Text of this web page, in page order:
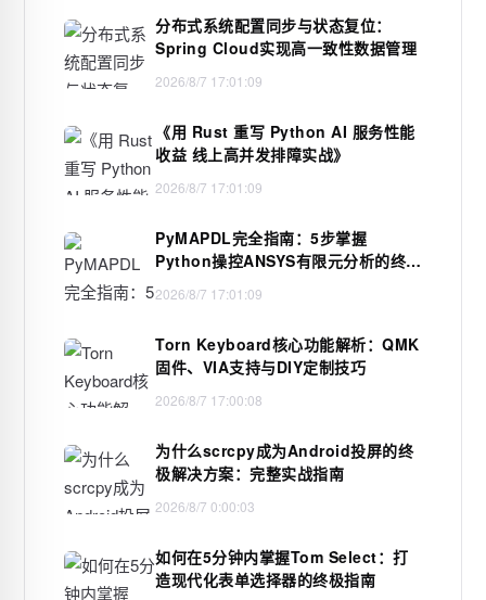
分布式系统配置同步与状态复位：
Spring Cloud实现高一致性数据管理
2026/8/7 17:01:09
《用 Rust 重写 Python AI 服务性能
收益 线上高并发排障实战》
2026/8/7 17:01:09
PyMAPDL完全指南：5步掌握
Python操控ANSYS有限元分析的终极
2026/8/7 17:01:09
Torn Keyboard核心功能解析：QMK
固件、VIA支持与DIY定制技巧
2026/8/7 17:00:08
为什么scrcpy成为Android投屏的终
极解决方案：完整实战指南
2026/8/7 0:00:03
如何在5分钟内掌握Tom Select：打
造现代化表单选择器的终极指南